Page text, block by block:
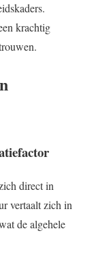
krachtig
direct in
vertaalt zich in
de algehele